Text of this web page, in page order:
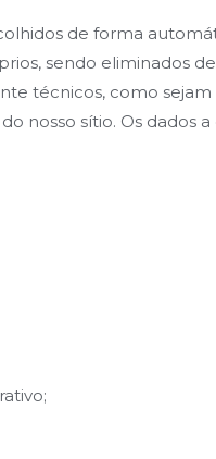
de forma
sendo eliminados
técnicos, como sejam
nosso sítio. Os dados